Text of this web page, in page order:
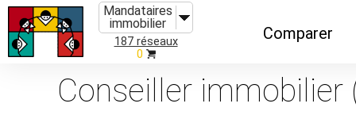
Mandataires
immobilier
187 réseaux
0
Comparer
Caractéristiques
Conseiller immobilier